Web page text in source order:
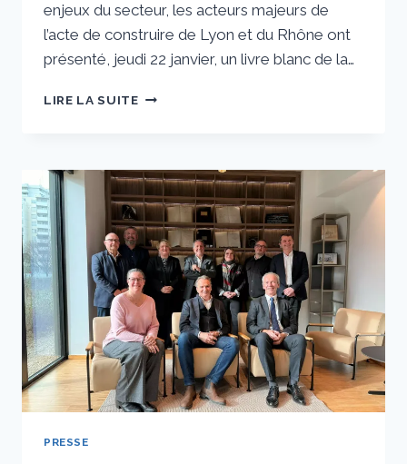
enjeux du secteur, les acteurs majeurs de
l’acte de construire de Lyon et du Rhône ont
présenté, jeudi 22 janvier, un livre blanc de la…
LIRE LA SUITELES
RHODANIENS
DE
LA
CONSTRUCTION
ET
DU
LOGEMENT
PUBLIENT
LEUR
LIVRE
BLANC
PRESSE